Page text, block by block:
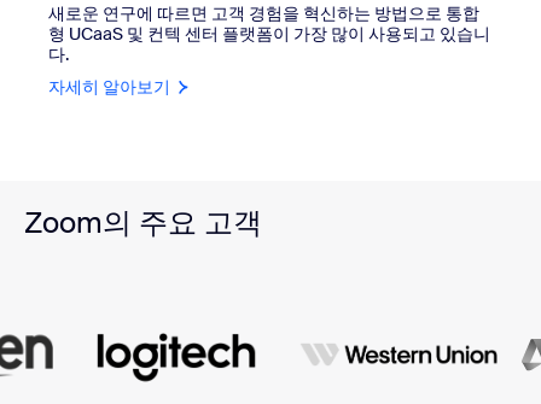
새로운 연구에 따르면 고객 경험을 혁신하는 방법으로 통합
형 UCaaS 및 컨텍 센터 플랫폼이 가장 많이 사용되고 있습니
다.
자세히 알아보기
Zoom의 주요 고객